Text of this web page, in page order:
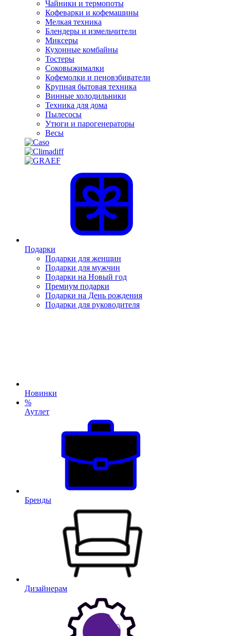
Чайники и термопоты
Кофеварки и кофемашины
Мелкая техника
Блендеры и измельчители
Миксеры
Кухонные комбайны
Тостеры
Соковыжималки
Кофемолки и пеновзбиватели
Крупная бытовая техника
Винные холодильники
Техника для дома
Пылесосы
Утюги и парогенераторы
Весы
Подарки
Подарки для женщин
Подарки для мужчин
Подарки на Новый год
Премиум подарки
Подарки на День рождения
Подарки для руководителя
Новинки
%
Аутлет
Бренды
Дизайнерам